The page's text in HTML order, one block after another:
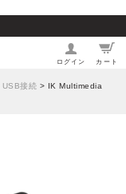
ログイン カート
USB接続 > IK Multimedia